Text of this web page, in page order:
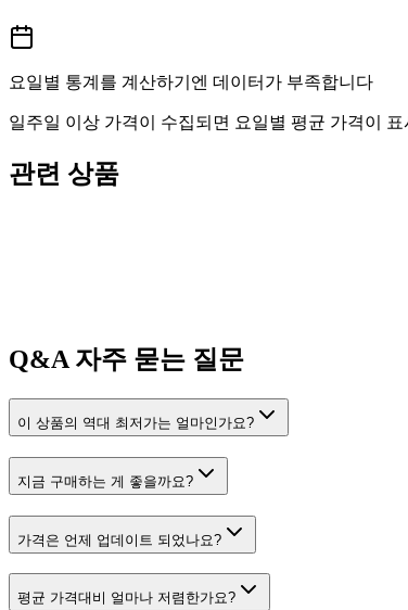
요일별 통계를 계산하기엔 데이터가 부족합니다
일주일 이상 가격이 수집되면 요일별 평균 가격이
관련 상품
Q&A자주 묻는 질문
이 상품의 역대 최저가는 얼마인가요?
지금 구매하는 게 좋을까요?
가격은 언제 업데이트 되었나요?
평균 가격대비 얼마나 저렴한가요?